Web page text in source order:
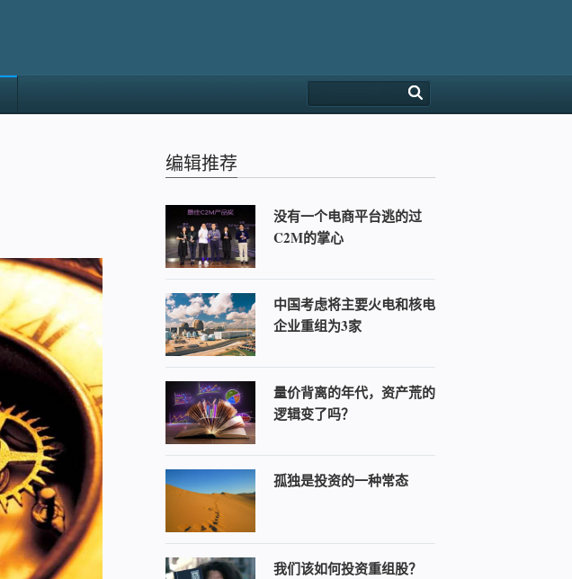
编辑推荐
没有一个电商平台逃的过
C2M的掌心
中国考虑将主要火电和核电
企业重组为3家
量价背离的年代，资产荒的
逻辑变了吗？
孤独是投资的一种常态
我们该如何投资重组股？